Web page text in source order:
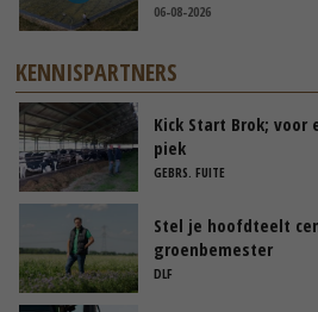
06-08-2026
KENNISPARTNERS
Kick Start Brok;
piek
GEBRS. FUITE
Stel je hoofdteelt
groenbemester
DLF